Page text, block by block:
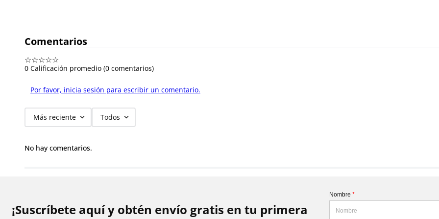
Comentarios
☆☆☆☆☆
0 Calificación promedio (0 comentarios)
Por favor, inicia sesión para escribir un comentario.
Más reciente Todos
No hay comentarios.
¡Suscríbete aquí y obtén envío gratis en tu primera
Nombre *